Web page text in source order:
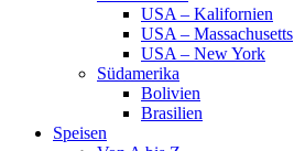
USA – Kalifornien
USA – Massachusetts
USA – New York
Südamerika
Bolivien
Brasilien
Speisen